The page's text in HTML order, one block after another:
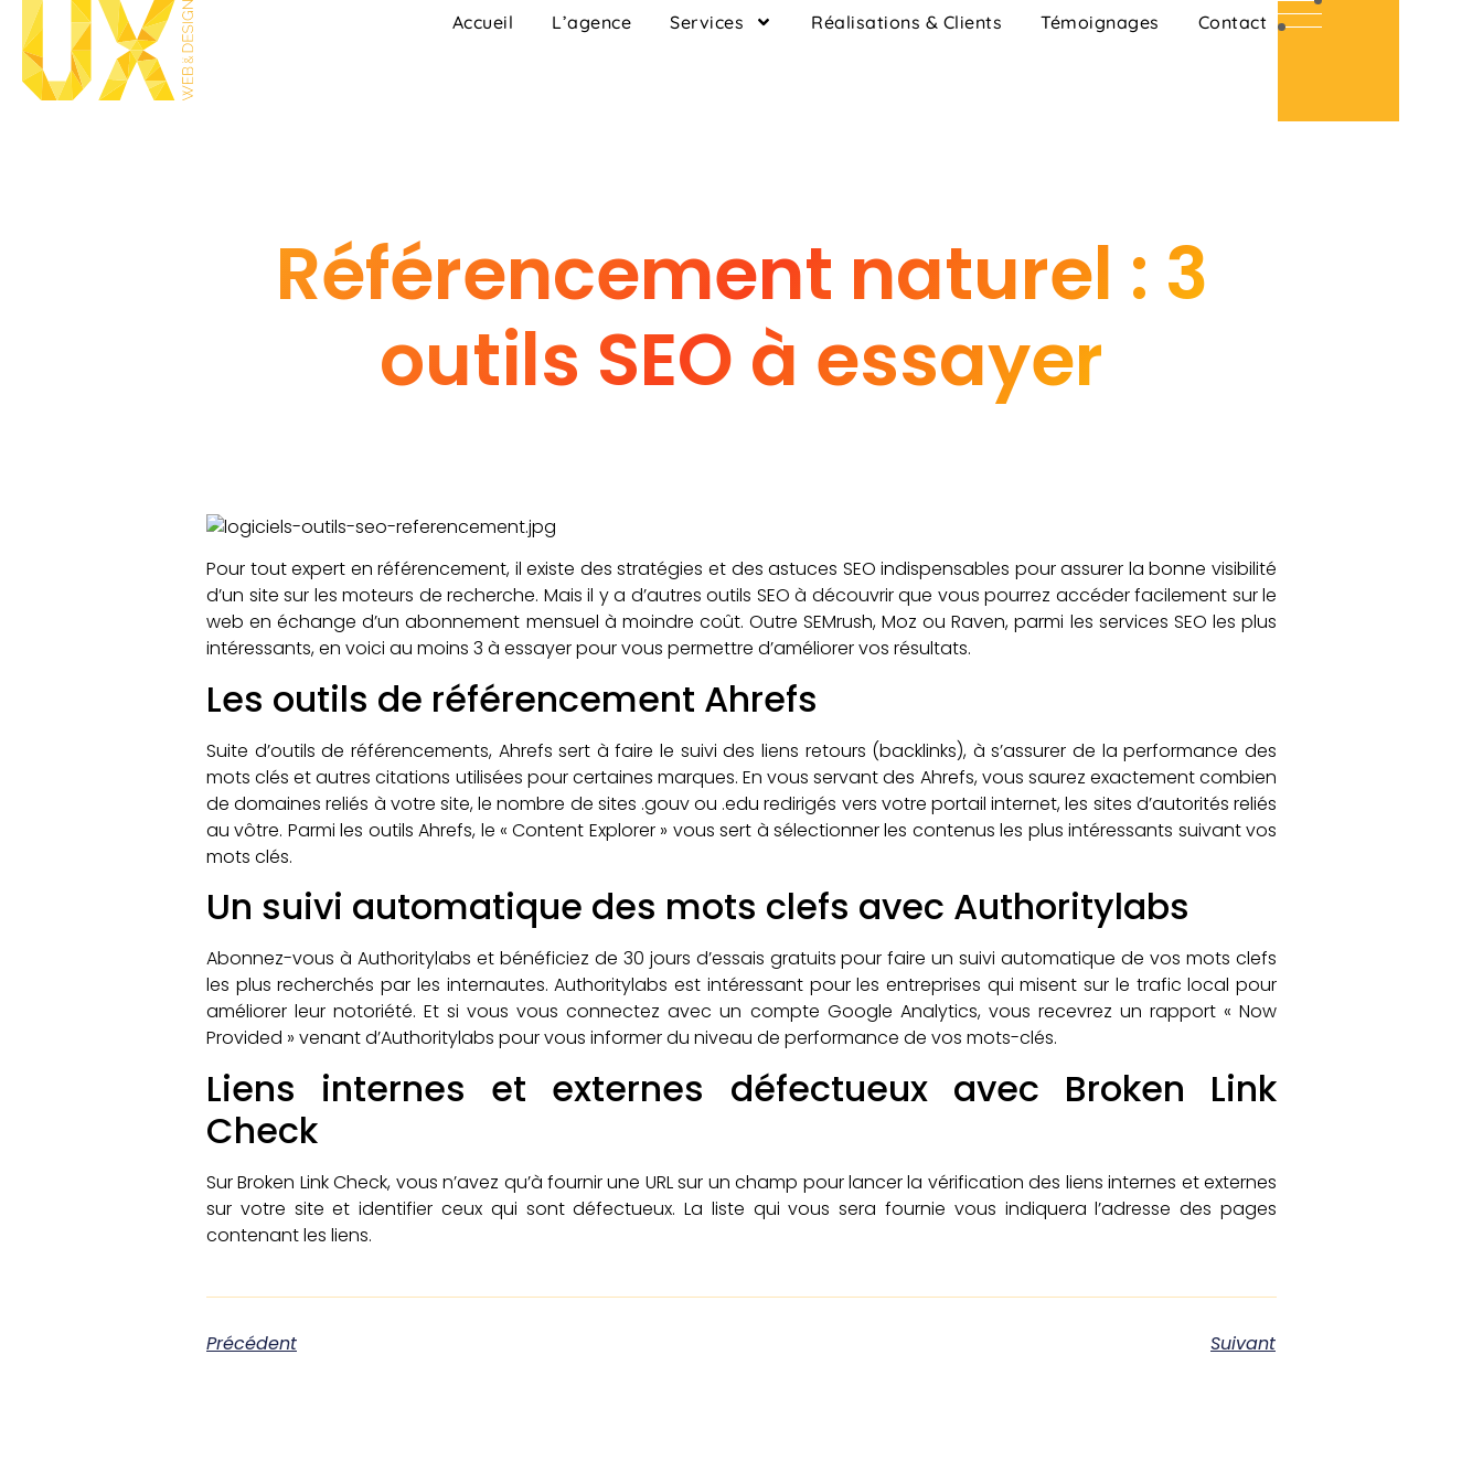
Accueil L’agence Services Réalisations & Clients Témoignages Contact
Référencement naturel : 3
outils SEO à essayer
Pour tout expert en référencement, il existe des stratégies et des astuces SEO indispensables pour assurer la bonne visibilité
d’un site sur les moteurs de recherche. Mais il y a d’autres outils SEO à découvrir que vous pourrez accéder facilement sur le
web en échange d’un abonnement mensuel à moindre coût. Outre SEMrush, Moz ou Raven, parmi les services SEO les plus
intéressants, en voici au moins 3 à essayer pour vous permettre d’améliorer vos résultats.
Les outils de référencement Ahrefs
Suite d’outils de référencements, Ahrefs sert à faire le suivi des liens retours (backlinks), à s’assurer de la performance des
mots clés et autres citations utilisées pour certaines marques. En vous servant des Ahrefs, vous saurez exactement combien
de domaines reliés à votre site, le nombre de sites .gouv ou .edu redirigés vers votre portail internet, les sites d’autorités reliés
au vôtre. Parmi les outils Ahrefs, le « Content Explorer » vous sert à sélectionner les contenus les plus intéressants suivant vos
mots clés.
Un suivi automatique des mots clefs avec Authoritylabs
Abonnez-vous à Authoritylabs et bénéficiez de 30 jours d’essais gratuits pour faire un suivi automatique de vos mots clefs
les plus recherchés par les internautes. Authoritylabs est intéressant pour les entreprises qui misent sur le trafic local pour
améliorer leur notoriété. Et si vous vous connectez avec un compte Google Analytics, vous recevrez un rapport « Now
Provided » venant d’Authoritylabs pour vous informer du niveau de performance de vos mots-clés.
Liens internes et externes défectueux avec Broken Link
Check
Sur Broken Link Check, vous n’avez qu’à fournir une URL sur un champ pour lancer la vérification des liens internes et externes
sur votre site et identifier ceux qui sont défectueux. La liste qui vous sera fournie vous indiquera l’adresse des pages
contenant les liens.
Précédent Suivant